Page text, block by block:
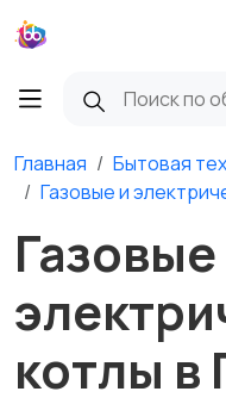
Главная Бытовая
Газовые и
Газовые
котлы в